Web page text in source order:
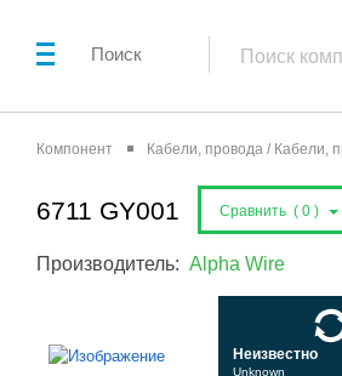
Поиск
Компонент Кабели, провода / Кабели,
6711 GY001 Сравнить ( 0 )
Производитель: Alpha Wire